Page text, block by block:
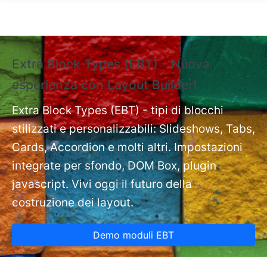
Extra Block Types (EBT) - Nuova
esperienza con Layout Builder❗
Extra Block Types (EBT) - tipi di blocchi
stilizzati e personalizzabili: Slideshows, Tabs,
Cards, Accordion e molti altri. Impostazioni
integrate per sfondo, DOM Box, plugin
javascript. Vivi oggi il futuro della
costruzione dei layout.
Demo moduli EBT